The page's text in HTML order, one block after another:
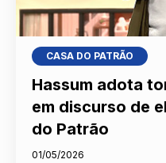
CASA DO PATRÃO
Hassum adota
em discurso de
do Patrão
01/05/2026